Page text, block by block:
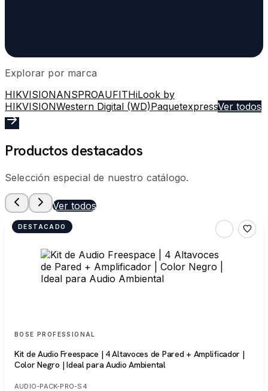
Explorar por marca
HIKVISIONANSPROAUFITHiLook by
HIKVISIONWestern Digital (WD)PaquetexpressVer todos
Productos destacados
Selección especial de nuestro catálogo.
Ver todos
DESTACADO
BOSE PROFESSIONAL
Kit de Audio Freespace | 4 Altavoces de Pared + Amplificador |
Color Negro | Ideal para Audio Ambiental
AUDIO-PACK-PRO-S4